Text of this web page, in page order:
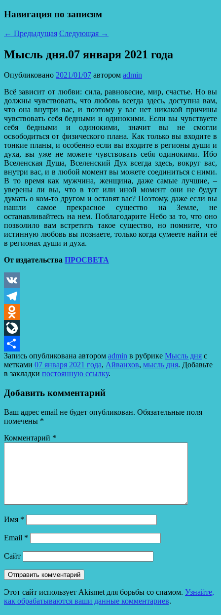
Навигация по записям
← Предыдущая Следующая →
Мысль дня.07 января 2021 года
Опубликовано 2021/01/07 автором admin
Всё зависит от любви: сила, равновесие, мир, счастье. Но вы
должны чувствовать, что любовь всегда здесь, доступна вам,
что она внутри вас, и поэтому у вас нет никакой причины
чувствовать себя бедными и одинокими. Если вы чувствуете
себя бедными и одинокими, значит вы не смогли
освободиться от физического плана. Как только вы входите в
тонкие планы, и особенно если вы входите в регионы души и
духа, вы уже не можете чувствовать себя одинокими. Ибо
Вселенская Душа, Вселенский Дух всегда здесь, вокруг вас,
внутри вас, и в любой момент вы можете соединиться с ними.
В то время как мужчина, женщина, даже самые лучшие, –
уверены ли вы, что в тот или иной момент они не будут
думать о ком-то другом и оставят вас? Поэтому, даже если вы
нашли самое прекрасное существо на Земле, не
останавливайтесь на нем. Поблагодарите Небо за то, что оно
позволило вам встретить такое существо, но помните, что
истинную любовь вы познаете, только когда сумеете найти её
в регионах души и духа.
От издательства ПРОСВЕТА
VK
Telegram
Odnoklassniki
LiveJournal
Отправить
Запись опубликована автором admin в рубрике Мысль дня с
метками 07 января 2021 года, Айванхов, мысль дня. Добавьте
в закладки постоянную ссылку.
Добавить комментарий
Ваш адрес email не будет опубликован. Обязательные поля
помечены *
Комментарий *
Имя *
Email *
Сайт
Этот сайт использует Akismet для борьбы со спамом. Узнайте,
как обрабатываются ваши данные комментариев.